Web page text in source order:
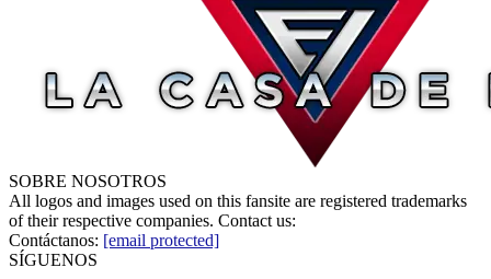
SOBRE NOSOTROS
All logos and images used on this fansite are registered trademarks
of their respective companies. Contact us:
Contáctanos: [email protected]
SÍGUENOS